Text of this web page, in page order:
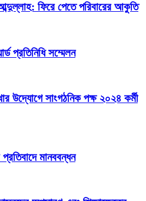
ফিরে পেতে পরিবারের আকুতি
প্রতিনিধি সম্মেলন
উদ্যোগে সাংগঠনিক পক্ষ ২০২৪ কর্মী
প্রতিবাদে মানববন্ধন